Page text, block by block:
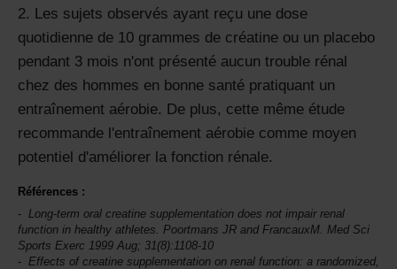
Les sujets observés ayant reçu une dose
quotidienne de 10 grammes de créatine ou un placebo
pendant 3 mois n'ont présenté aucun trouble rénal
chez des hommes en bonne santé pratiquant un
entraînement aérobie. De plus, cette même étude
recommande l'entraînement aérobie comme moyen
potentiel d'améliorer la fonction rénale.
Références :
Long-term oral creatine supplementation does not impair renal
function in healthy athletes. Poortmans JR and FrancauxM. Med Sci
Sports Exerc 1999 Aug; 31(8):1108-10
Effects of creatine supplementation on renal function: a randomized,